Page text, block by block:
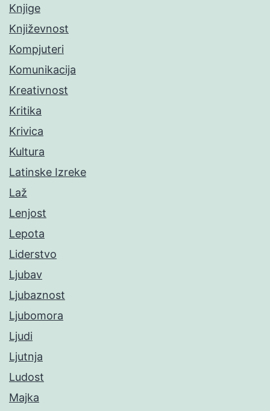
Knjige
Književnost
Kompjuteri
Komunikacija
Kreativnost
Kritika
Krivica
Kultura
Latinske Izreke
Laž
Lenjost
Lepota
Liderstvo
Ljubav
Ljubaznost
Ljubomora
Ljudi
Ljutnja
Ludost
Majka